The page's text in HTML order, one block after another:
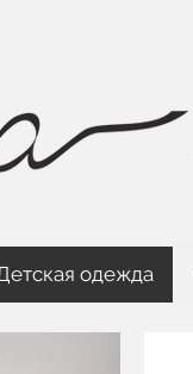
одежда